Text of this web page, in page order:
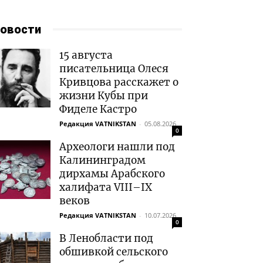
15 августа
писательница Олеся
Кривцова расскажет о
жизни Кубы при
Фиделе Кастро
Редакция VATNIKSTAN - 05.08.2026
0
Археологи нашли под
Калининградом
дирхамы Арабского
халифата VIII–IX
веков
Редакция VATNIKSTAN - 10.07.2026
0
В Ленобласти под
обшивкой сельского